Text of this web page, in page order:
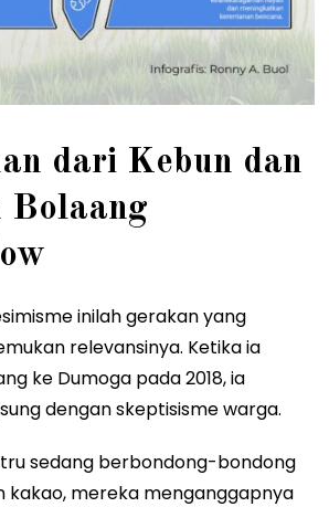
dari Kebun dan
Bolaang
inilah gerakan yang
relevansinya. Ketika ia
ke Dumoga pada 2018, ia
dengan skeptisisme warga.
sedang berbondong-bondong
kakao, mereka menganggapnya